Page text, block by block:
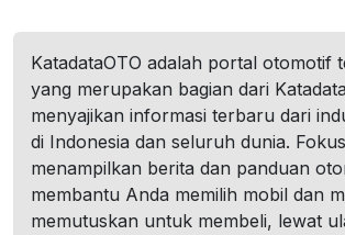
KatadataOTO adalah portal otomotif
yang merupakan bagian dari
menyajikan informasi terbaru dari
di Indonesia dan seluruh dunia.
menampilkan berita dan panduan
membantu Anda memilih mobil dan
memutuskan untuk membeli, lewat